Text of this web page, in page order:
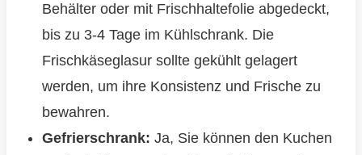
Behälter oder mit Frischhaltefolie abgedeckt,
bis zu 3-4 Tage im Kühlschrank. Die
Frischkäseglasur sollte gekühlt gelagert
werden, um ihre Konsistenz und Frische zu
bewahren.
Gefrierschrank: Ja, Sie können den Kuchen